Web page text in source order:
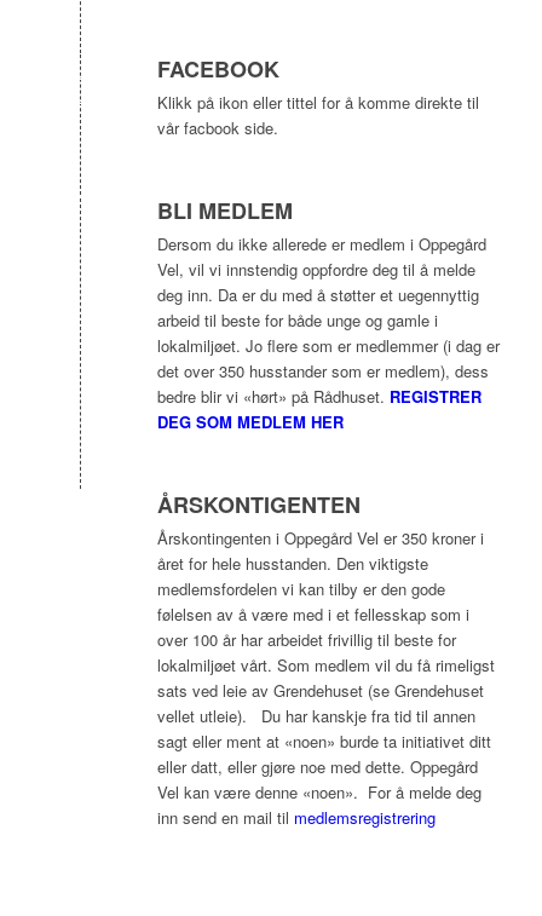
FACEBOOK
Klikk på ikon eller tittel for å komme direkte til
vår facbook side.
BLI MEDLEM
Dersom du ikke allerede er medlem i Oppegård
Vel, vil vi innstendig oppfordre deg til å melde
deg inn. Da er du med å støtter et uegennyttig
arbeid til beste for både unge og gamle i
lokalmiljøet. Jo flere som er medlemmer (i dag er
det over 350 husstander som er medlem), dess
bedre blir vi «hørt» på Rådhuset. REGISTRER
DEG SOM MEDLEM HER
ÅRSKONTIGENTEN
Årskontingenten i Oppegård Vel er 350 kroner i
året for hele husstanden. Den viktigste
medlemsfordelen vi kan tilby er den gode
følelsen av å være med i et fellesskap som i
over 100 år har arbeidet frivillig til beste for
lokalmiljøet vårt. Som medlem vil du få rimeligst
sats ved leie av Grendehuset (se Grendehuset
vellet utleie). Du har kanskje fra tid til annen
sagt eller ment at «noen» burde ta initiativet ditt
eller datt, eller gjøre noe med dette. Oppegård
Vel kan være denne «noen». For å melde deg
inn send en mail til medlemsregistrering